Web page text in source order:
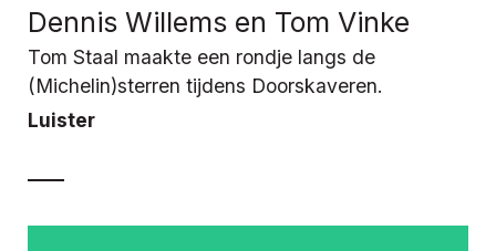
Dennis Willems en Tom Vinke
Tom Staal maakte een rondje langs de
(Michelin)sterren tijdens Doorskaveren.
Luister